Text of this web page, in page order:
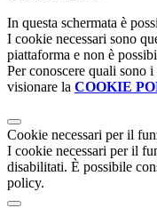
In questa schermata è
I cookie necessari sono
piattaforma e non è
Per conoscere quali sono
visionare la COOKIE
Cookie necessari per il
I cookie necessari per il
disabilitati. È possibile
policy.